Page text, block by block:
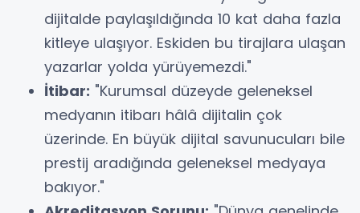
dijitalde paylaşıldığında 10 kat daha fazla
kitleye ulaşıyor. Eskiden bu tirajlara ulaşan
yazarlar yolda yürüyemezdi."
İtibar: "Kurumsal düzeyde geleneksel
medyanın itibarı hâlâ dijitalin çok
üzerinde. En büyük dijital savunucuları bile
prestij aradığında geleneksel medyaya
bakıyor."